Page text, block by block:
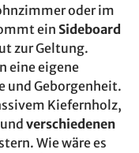
oder im
ein Sideboard
zur Geltung.
eine eigene
und Geborgenheit.
Kiefernholz,
verschiedenen
Wie wäre es